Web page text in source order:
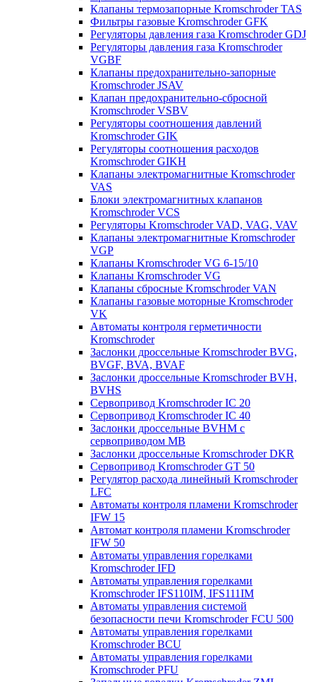
Клапаны термозапорные Kromschroder TAS
Фильтры газовые Kromschroder GFK
Регуляторы давления газа Kromschroder GDJ
Регуляторы давления газа Kromschroder
VGBF
Клапаны предохранительно-запорные
Kromschroder JSAV
Клапан предохранительно-сбросной
Kromschroder VSBV
Регуляторы соотношения давлений
Kromschroder GIK
Регуляторы соотношения расходов
Kromschroder GIKH
Клапаны электромагнитные Kromschroder
VAS
Блоки электромагнитных клапанов
Kromschroder VCS
Регуляторы Kromschroder VAD, VAG, VAV
Клапаны электромагнитные Kromschroder
VGP
Клапаны Kromschroder VG 6-15/10
Клапаны Kromschroder VG
Клапаны сбросные Kromschroder VAN
Клапаны газовые моторные Kromschroder
VK
Автоматы контроля герметичности
Kromschroder
Заслонки дроссельные Kromschroder BVG,
BVGF, BVA, BVAF
Заслонки дроссельные Kromschroder BVH,
BVHS
Сервопривод Kromschroder IC 20
Сервопривод Kromschroder IC 40
Заслонки дроссельные BVHM с
сервоприводом МВ
Заслонки дроссельные Kromschroder DKR
Cервопривод Kromschroder GT 50
Регулятор расхода линейный Kromschroder
LFC
Автоматы контроля пламени Kromschroder
IFW 15
Автомат контроля пламени Kromschroder
IFW 50
Автоматы управления горелками
Kromschroder IFD
Автоматы управления горелками
Kromschroder IFS110IM, IFS111IM
Автоматы управления системой
безопасности печи Kromschroder FCU 500
Автоматы управления горелками
Kromschroder BCU
Автоматы управления горелками
Kromschroder PFU